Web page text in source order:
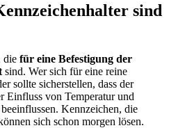
sind
die für eine Befestigung der
sind. Wer sich für eine reine
sollte sicherstellen, dass der
Einfluss von Temperatur und
Kennzeichen, die
sich schon morgen lösen.